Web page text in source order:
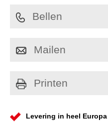
Bellen
Mailen
Printen
Levering in heel Europa